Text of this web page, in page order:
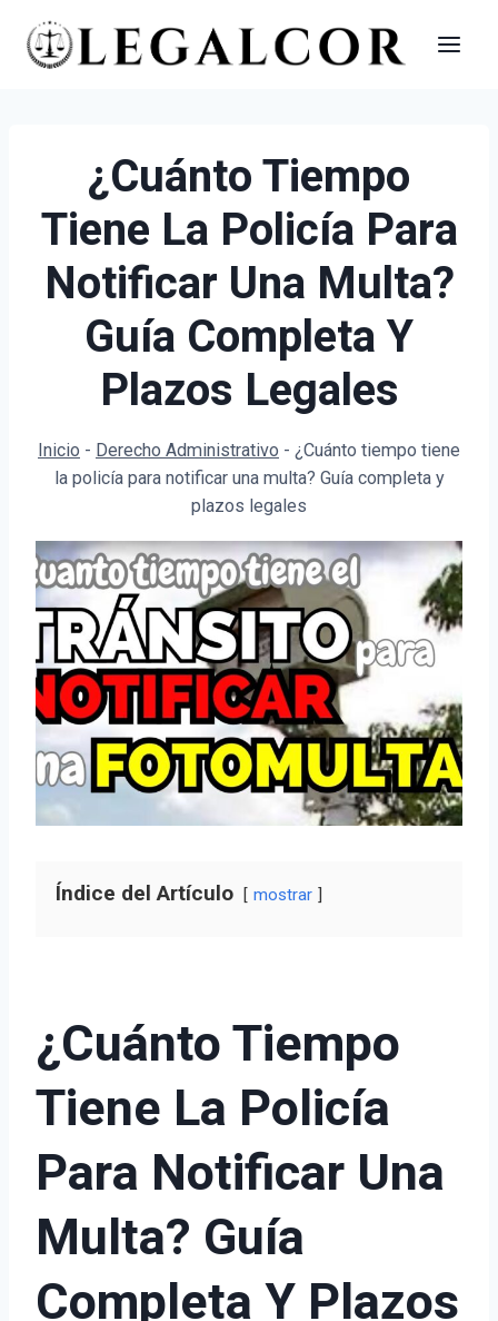
Saltar
¿Cuánto Tiempo
Tiene La Policía Para
Notificar Una Multa?
Guía Completa Y
Plazos Legales
Inicio - Derecho Administrativo - ¿Cuánto tiempo tiene
la policía para notificar una multa? Guía completa y
plazos legales
Índice del Artículo mostrar
¿Cuánto Tiempo
Tiene La Policía
Para Notificar Una
Multa? Guía
Completa Y Plazos